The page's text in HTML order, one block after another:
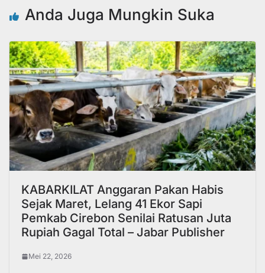
Anda Juga Mungkin Suka
KABARKILAT Anggaran Pakan Habis
Sejak Maret, Lelang 41 Ekor Sapi
Pemkab Cirebon Senilai Ratusan Juta
Rupiah Gagal Total – Jabar Publisher
Mei 22, 2026